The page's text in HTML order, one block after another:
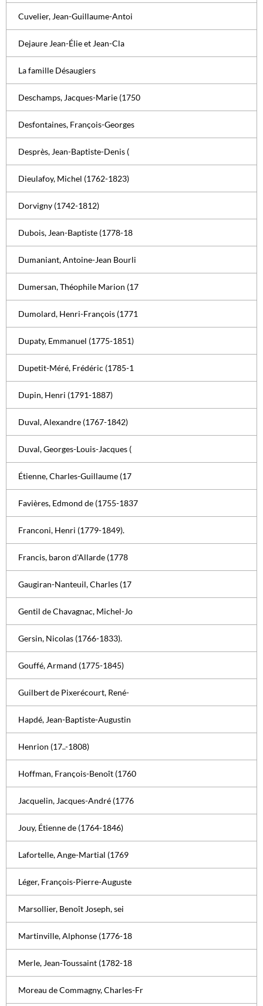
Cuvelier, Jean-Guillaume-Antoi
Dejaure Jean-Élie et Jean-Cla
La famille Désaugiers
Deschamps, Jacques-Marie (1750
Desfontaines, François-Georges
Desprès, Jean-Baptiste-Denis (
Dieulafoy, Michel (1762-1823)
Dorvigny (1742-1812)
Dubois, Jean-Baptiste (1778-18
Dumaniant, Antoine-Jean Bourli
Dumersan, Théophile Marion (17
Dumolard, Henri-François (1771
Dupaty, Emmanuel (1775-1851)
Dupetit-Méré, Frédéric (1785-1
Dupin, Henri (1791-1887)
Duval, Alexandre (1767-1842)
Duval, Georges-Louis-Jacques (
Étienne, Charles-Guillaume (17
Favières, Edmond de (1755-1837
Franconi, Henri (1779-1849).
Francis, baron d'Allarde (1778
Gaugiran-Nanteuil, Charles (17
Gentil de Chavagnac, Michel-Jo
Gersin, Nicolas (1766-1833).
Gouffé, Armand (1775-1845)
Guilbert de Pixerécourt, René-
Hapdé, Jean-Baptiste-Augustin
Henrion (17..-1808)
Hoffman, François-Benoît (1760
Jacquelin, Jacques-André (1776
Jouy, Étienne de (1764-1846)
Lafortelle, Ange-Martial (1769
Léger, François-Pierre-Auguste
Marsollier, Benoît Joseph, sei
Martinville, Alphonse (1776-18
Merle, Jean-Toussaint (1782-18
Moreau de Commagny, Charles-Fr